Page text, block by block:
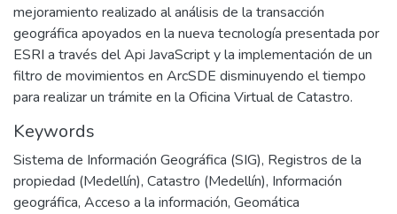
mejoramiento realizado al análisis de la transacción
geográfica apoyados en la nueva tecnología presentada por
ESRI a través del Api JavaScript y la implementación de un
filtro de movimientos en ArcSDE disminuyendo el tiempo
para realizar un trámite en la Oficina Virtual de Catastro.
Keywords
Sistema de Información Geográfica (SIG), Registros de la
propiedad (Medellín), Catastro (Medellín), Información
geográfica, Acceso a la información, Geomática